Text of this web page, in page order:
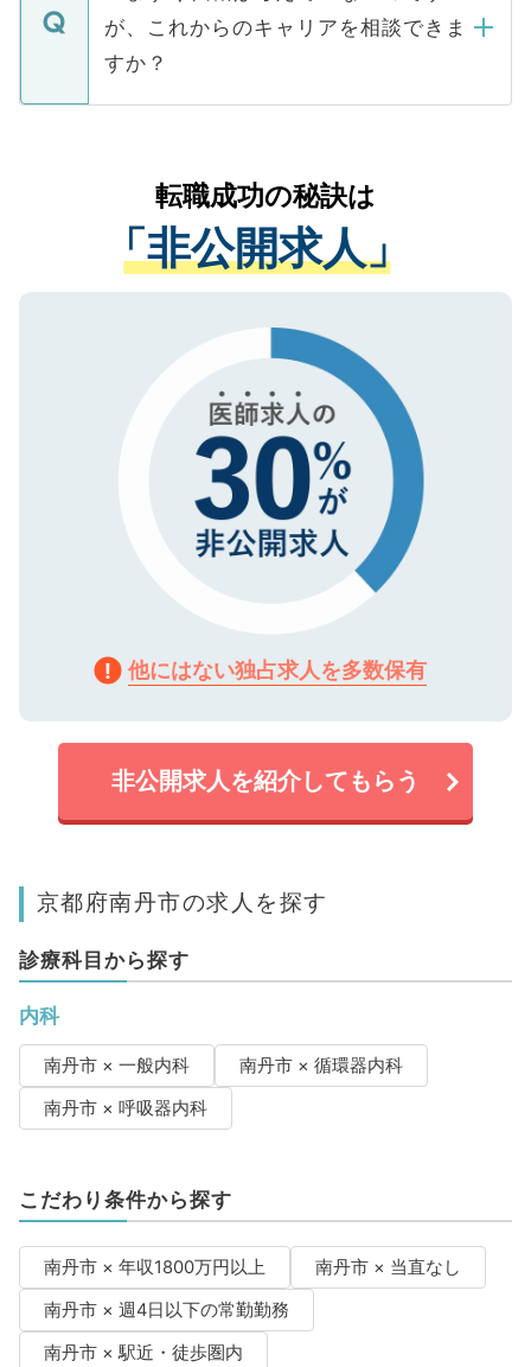
みを人材紹介会社に依頼するケースが増え
ています。
などで収集したご登録者様の個人情報は、
ご本人のキャリアアップおよび転職活動の
支援を目的に使用いたします。お預かりし
ているすべての個人データはご本人の許可
は、個人情報の取り扱いについての厳密な
管理基準を満たした事業者のみに付与され
る、プライバシーマークを取得済みです。
で、機密保持に関してもご安心ください。
が、これからのキャリアを相談できま
すか？
かがいして、現在の医療機関の状況や紹介
経験をまじえながら、適切なアドバイスを
させていただきます。すぐにご転職をされ
ない方には、長期的なサポートが可能です
ので、まずはご登録ください。
転職成功の秘訣は
「非公開求人」
他にはない独占求人を多数保有
非公開求人を紹介してもらう
京都府南丹市の求人を探す
診療科目から探す
内科
南丹市 × 一般内科
南丹市 × 循環器内科
南丹市 × 呼吸器内科
こだわり条件から探す
南丹市 × 年収1800万円以上
南丹市 × 当直なし
南丹市 × 週4日以下の常勤勤務
南丹市 × 駅近・徒歩圏内